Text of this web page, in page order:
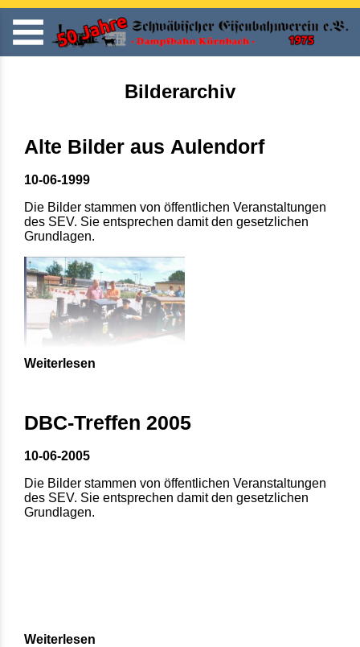
Bilderarchiv
Alte Bilder aus Aulendorf
10-06-1999
Die Bilder stammen von öffentlichen Veranstaltungen
des SEV. Sie entsprechen damit den gesetzlichen
Grundlagen.
Weiterlesen
DBC-Treffen 2005
10-06-2005
Die Bilder stammen von öffentlichen Veranstaltungen
des SEV. Sie entsprechen damit den gesetzlichen
Grundlagen.
Weiterlesen